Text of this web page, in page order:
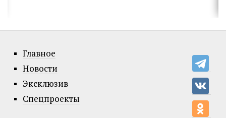
Главное
Новости
Эксклюзив
Спецпроекты